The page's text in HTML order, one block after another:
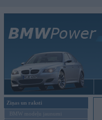
Ziņas un raksti
BMW modeļu jaunumi